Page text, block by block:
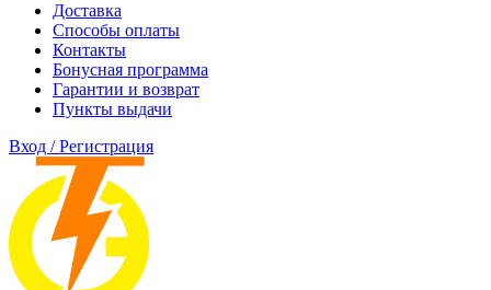
Доставка
Способы оплаты
Контакты
Бонусная программа
Гарантии и возврат
Пункты выдачи
Вход / Регистрация